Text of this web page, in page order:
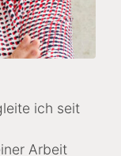
ich seit
Arbeit